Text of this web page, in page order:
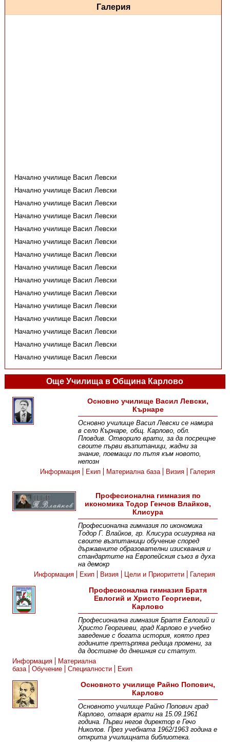
Галерия
Начално училище Васил Левски
Начално училище Васил Левски
Начално училище Васил Левски
Начално училище Васил Левски
Начално училище Васил Левски
Начално училище Васил Левски
Начално училище Васил Левски
Начално училище Васил Левски
Начално училище Васил Левски
Начално училище Васил Левски
Начално училище Васил Левски
Начално училище Васил Левски
Начално училище Васил Левски
Начално училище Васил Левски
Начално училище Васил Левски
Още Училища в Община Карлово
Основно училище Васил Левски,
Кърнаре
Основно училище Васил Левски се намира
в село Кърнаре, общ. Карлово, обл.
Пловдив. Отворило врати, за да посрещне
своите първи възпитаници, жадни за
знание, поемащи по пътя към новото,
непозн
Информация
Екип Материална база Визия Галерия
Професионална гимназия по
икономика Тодор Генчов Влайков,
Клисура
Професионална гимназия по икономика
Тодор Г. Влайков, гр. Клисура осигурява на
своите възпитаници обучение според
държавните образователни изисквания и
стандартите на Европейския съюз в духа
на демокр
Информация
Екип Визия Цели и Приоритети Галерия
Професионална гимназия Братя
Евлогий и Христо Георгиеви,
Карлово
Професионална гимназия Братя Евлогий и
Христо Георгиеви, град Карлово е учебно
заведение с богата история, която през
годините претърпява редица промени, за
да достигне до днешния си статут.
Информация
Материална
база
Обучение Специалности Екип
Основното училище Райно Попович,
Карлово
Основното училище Райно Попович град
Карлово, отваря врати на 15.09.1961
година. Първи негов директор е Гечо
Николов. През учебната 1962/1963 година е
открита училищната библиотека.